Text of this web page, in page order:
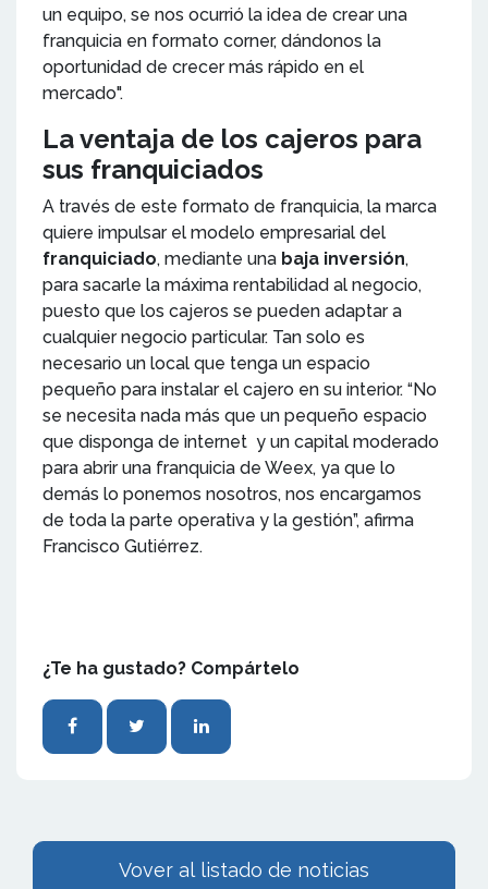
un equipo, se nos ocurrió la idea de crear una
franquicia en formato corner, dándonos la
oportunidad de crecer más rápido en el
mercado".
La ventaja de los cajeros para
sus franquiciados
A través de este formato de franquicia, la marca
quiere impulsar el modelo empresarial del
franquiciado, mediante una baja inversión,
para sacarle la máxima rentabilidad al negocio,
puesto que los cajeros se pueden adaptar a
cualquier negocio particular. Tan solo es
necesario un local que tenga un espacio
pequeño para instalar el cajero en su interior. “No
se necesita nada más que un pequeño espacio
que disponga de internet y un capital moderado
para abrir una franquicia de Weex, ya que lo
demás lo ponemos nosotros, nos encargamos
de toda la parte operativa y la gestión”, afirma
Francisco Gutiérrez.
¿Te ha gustado? Compártelo
Vover al listado de noticias